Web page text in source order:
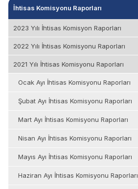
İhtisas Komisyonu Raporları
2023 Yılı İhtisas Komisyon Raporları
2022 Yılı İhtisas Komisyonu Raporları
2021 Yılı İhtisas Komisyonu Raporları
Ocak Ayı İhtisas Komisyonu Raporları
Şubat Ayı İhtisas Komisyonu Raporları
Mart Ayı İhtisas Komisyonu Raporları
Nisan Ayı İhtisas Komisyonu Raporları
Mayıs Ayı İhtisas Komisyonu Raporları
Haziran Ayı İhtisas Komisyonu Raporları